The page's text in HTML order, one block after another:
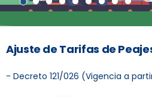
Ajuste de Tarifas de
- Decreto 121/026 (Vigencia a